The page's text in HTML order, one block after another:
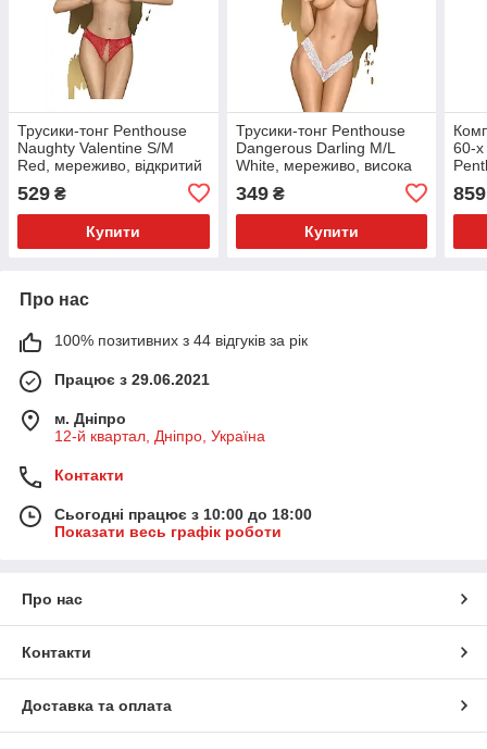
Трусики-тонг Penthouse
Naughty Valentine S/M
Red, мереживо, відкритий
529 ₴
Купити
Трусики-тонг Penthouse
Dangerous Darling M/L
White, мереживо, висока
бантик
349₴
Купити
60-х
859
Про нас
100% позитивних з 44 відгуків за рік
Працює з 29.06.2021
м. Дніпро
12-й квартал, Дніпро, Україна
Контакти
Сьогодні працює з 10:00 до 18:00
Показати весь графік роботи
Про нас
Контакти
Доставка та оплата